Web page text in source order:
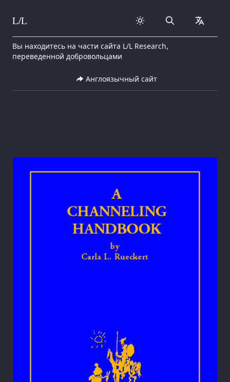
Skip to content
L/L Search
Вы находитесь на части сайта L/L Research,
переведенной добровольцами
Англоязычный сайт